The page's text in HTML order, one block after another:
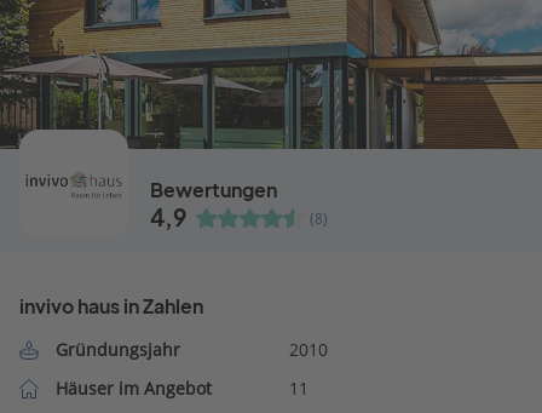
Bewertungen
4,9 (8)
invivo haus in Zahlen
Gründungsjahr
2010
Häuser im Angebot
11